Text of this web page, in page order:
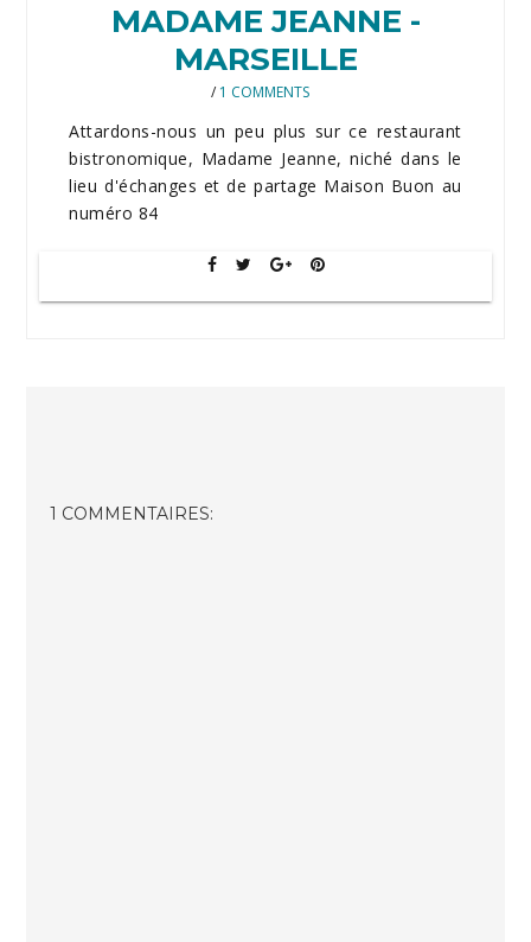
MADAME JEANNE -
MARSEILLE
/ 1 COMMENTS
Attardons-nous un peu plus sur ce restaurant
bistronomique, Madame Jeanne, niché dans le
lieu d'échanges et de partage Maison Buon au
numéro 84
1 COMMENTAIRES: